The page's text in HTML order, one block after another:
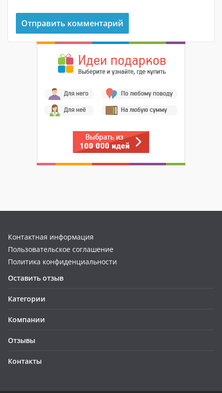
Контактная информация
Пользовательское соглашение
Политика конфиденциальности
Оставить отзыв
Категории
Компании
Отзывы
Контакты